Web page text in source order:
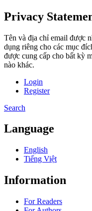
Privacy
Tên và địa chỉ email được
dụng riêng cho các mục
được cung cấp cho bất kỳ
nào khác.
Login
Register
Search
Language
English
Tiếng Việt
Information
For Readers